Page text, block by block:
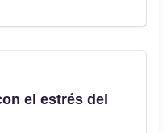
el estrés del